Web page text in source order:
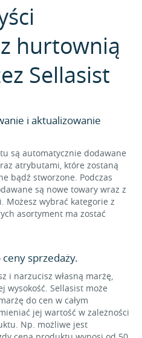
hurtownią
Sellasist
i aktualizowanie
są automatycznie dodawane
atrybutami, które zostaną
bądź stworzone. Podczas
są nowe towary wraz z
Możesz wybrać kategorie z
asortyment ma zostać
sprzedaży.
i narzucisz własną marżę,
wysokość. Sellasist może
do cen w całym
jej wartość w zależności
Np. możliwe jest